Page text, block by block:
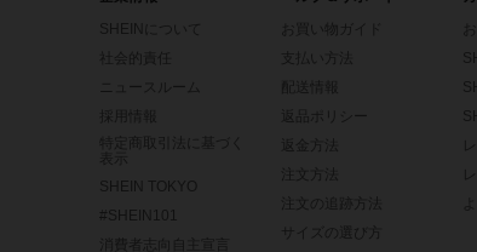
SHEINについて
ニュースルーム
SHEIN TOKYO
#SHEIN101
消費者志向自主宣言
お買い物ガイド
支払い方法
返品ポリシー
サイズの選び方